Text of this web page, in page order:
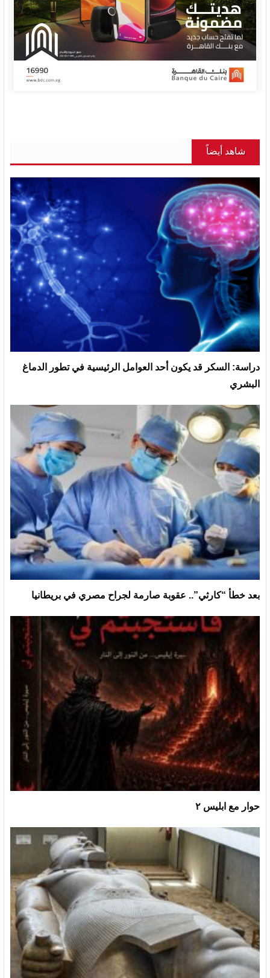
شاهد أيضاً
دراسة: السكر قد يكون أحد العوامل الرئيسية في تطور الدماغ
البشري
بعد خطأ “كارثي”.. عقوبة صارمة لجراح مصري في بريطانيا
حوار مع ابليس ٢